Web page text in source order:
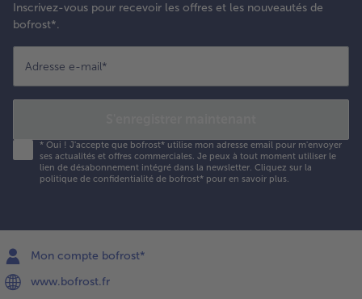
Inscrivez-vous pour recevoir les offres et les nouveautés de
bofrost*.
Adresse e-mail*
* Oui ! J'accepte que bofrost* utilise mon adresse email pour m'envoyer
ses actualités et offres commerciales. Je peux à tout moment utiliser le
lien de désabonnement intégré dans la newsletter. Cliquez sur la
politique de confidentialité de bofrost* pour en savoir plus.
Mon compte bofrost*
www.bofrost.fr